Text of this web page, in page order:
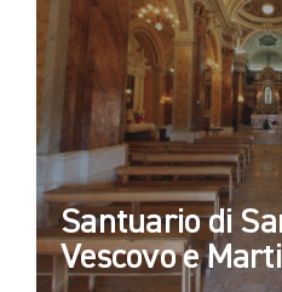
Santuario di
Vescovo e